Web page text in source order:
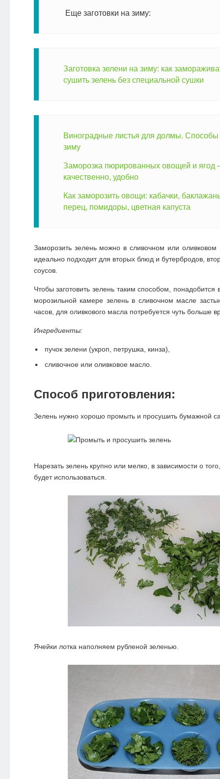
Еще заготовки на зиму:
Заготовка зелени на зиму: как
сушить зелень без специальной сушки
Виноградные листья для долмы. Способы
зиму
Заморозка пюрированных овощей и ягод
качественно, удобно
Как заморозить овощи: кабачки,
перец, помидоры, цветная капуста
Заморозить зелень можно в сливочном или
идеально подходит для вторых блюд и бутербродов,
соусов.
Чтобы заготовить зелень таким способом, понадобится
морозильной камере зелень в сливочном масле
часов, для оливкового масла потребуется чуть больше
Ингредиенты:
пучок зелени (укроп, петрушка, кинза),
сливочное или оливковое масло.
Способ приготовления:
Зелень нужно хорошо промыть и просушить бумажной
Нарезать зелень крупно или мелко, в зависимости о
будет использоваться.
Ячейки лотка наполняем рубленой зеленью.